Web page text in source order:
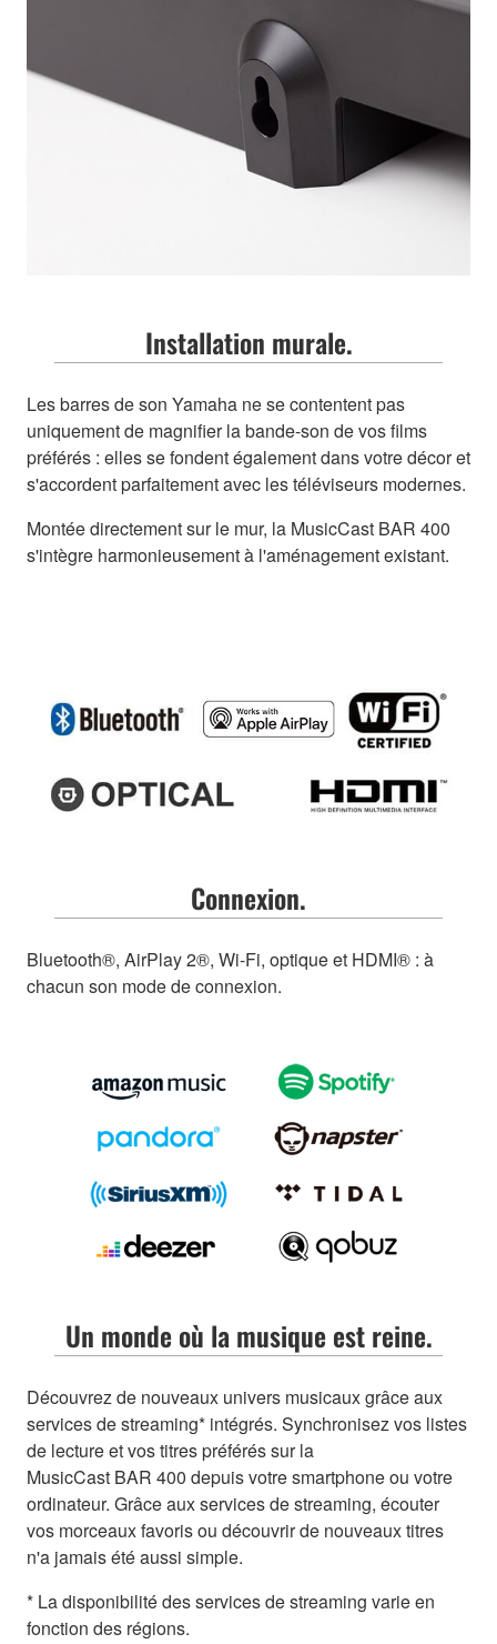
Installation murale.
Les barres de son Yamaha ne se contentent pas
uniquement de magnifier la bande-son de vos films
préférés : elles se fondent également dans votre décor et
s'accordent parfaitement avec les téléviseurs modernes.
Montée directement sur le mur, la MusicCast BAR 400
s'intègre harmonieusement à l'aménagement existant.
Connexion.
Bluetooth®, AirPlay 2®, Wi-Fi, optique et HDMI® : à
chacun son mode de connexion.
Un monde où la musique est reine.
Découvrez de nouveaux univers musicaux grâce aux
services de streaming* intégrés. Synchronisez vos listes
de lecture et vos titres préférés sur la
MusicCast BAR 400 depuis votre smartphone ou votre
ordinateur. Grâce aux services de streaming, écouter
vos morceaux favoris ou découvrir de nouveaux titres
n'a jamais été aussi simple.
* La disponibilité des services de streaming varie en
fonction des régions.